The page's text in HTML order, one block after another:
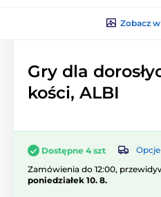
Zobacz
Gry dla
kości, ALBI
Dostępne 4 szt
Zamówienia do 12:00,
poniedziałek 10. 8.